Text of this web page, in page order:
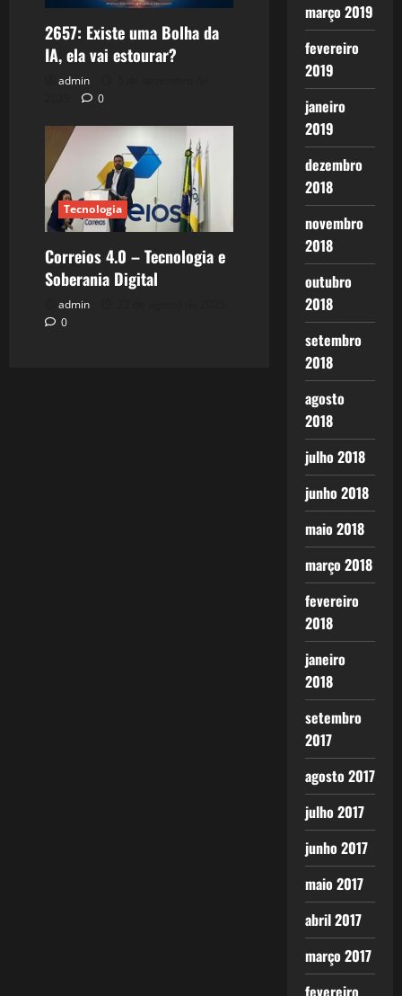
2657: Existe uma Bolha da
IA, ela vai estourar?
admin
0
Tecnologia
Correios 4.0 – Tecnologia e
Soberania Digital
admin
0
março 2019
fevereiro
2019
janeiro
2019
dezembro
2018
novembro
2018
outubro
2018
setembro
2018
agosto
2018
julho 2018
junho 2018
maio 2018
março 2018
fevereiro
2018
janeiro
2018
setembro
2017
agosto 2017
julho 2017
junho 2017
maio 2017
abril 2017
março 2017
fevereiro